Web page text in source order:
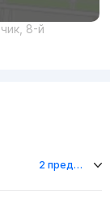
8-й
2 предложения